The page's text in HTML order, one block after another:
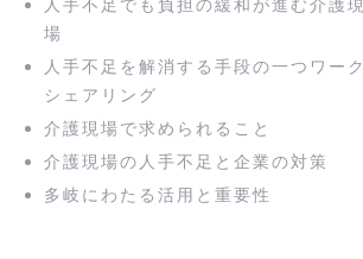
人手不足でも負担の緩和が進む介護現
場
人手不足を解消する手段の一つワーク
シェアリング
介護現場で求められること
介護現場の人手不足と企業の対策
多岐にわたる活用と重要性